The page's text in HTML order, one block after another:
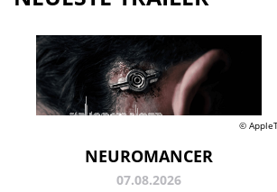
©
NEUROMANCER
07.08.2026